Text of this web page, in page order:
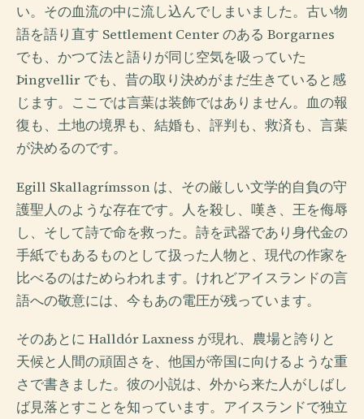
い。その血流の中に流し込んでしまいました。古い物
語を語り直す Settlement Center のある Borgarnes
でも、かつて法と語りが同じ空気を吸っていた
Þingvellir でも、昔の取り決めがまだ生きていると感
じます。ここでは言葉は装飾ではありません。血の報
復も、土地の境界も、結婚も、評判も、救済も、言葉
が決めるのです。
Egill Skallagrímsson は、その厳しい文学的自負の守
護聖人のような存在です。人を殺し、嘆き、王を侮辱
し、そして詩で命を救った。詩を武器であり身代金の
手紙でもあるものとして扱った人物と、現代の作家を
比べるのはためらわれます。けれどアイスランドの言
語への敬意には、今もあの電圧が残っています。
そのあとに Halldór Laxness が現れ、農場と誇りと
天候と人間の頑固さを、他国が帝国に向けるような重
さで書きました。彼の小説は、外から来た人がしばし
ば見落とすことを知っています。アイスランドで独立